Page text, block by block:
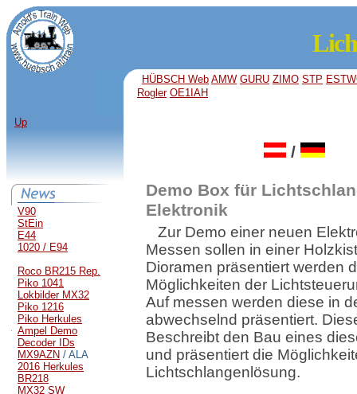
HÜBSCH Web AMW GURU ZIMO STP
Rogler OE1IAH
Up
V90
StEin
E44
1020 / E94
Roco BR215 Rep.
Piko 1041
Lokbilder MX32
Piko 1216
Piko Herkules
Ampel Demo
Decoder IDs
MX9AZN / ALA
2016 Herkules
BR218
MX32 SW
/
Demo Box für
Elektronik
Zur Demo einer neuen
Messen sollen in einer
Dioramen präsentiert werden
Möglichkeiten der
Auf messen werden diese in
abwechselnd präsentiert.
Beschreibt den Bau eines
und präsentiert die
Lichtschlangenlösung.